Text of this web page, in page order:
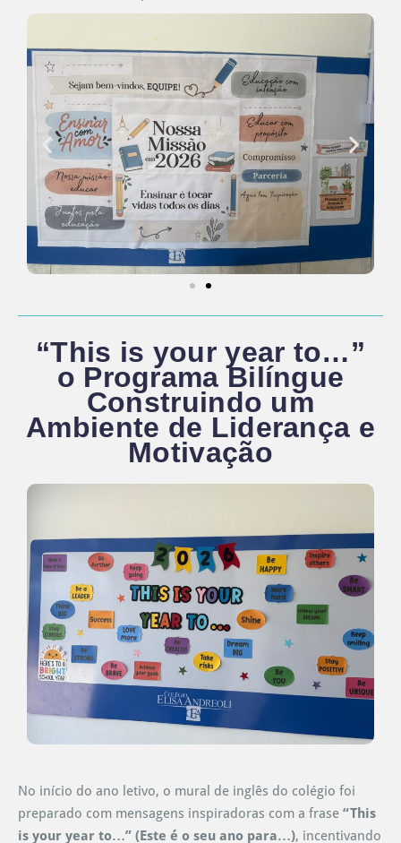
“This is your year to…”
o Programa Bilíngue
Construindo um
Ambiente de Liderança e
Motivação
No início do ano letivo, o mural de inglês do colégio foi
preparado com mensagens inspiradoras com a frase “This
is your year to…” (Este é o seu ano para…), incentivando